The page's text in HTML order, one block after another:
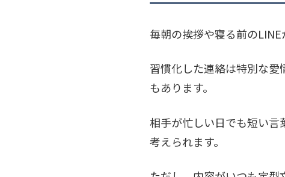
毎朝の挨拶や寝る前のLINE
習慣化した連絡は特別な
もあります。
相手が忙しい日でも短い言
考えられます。